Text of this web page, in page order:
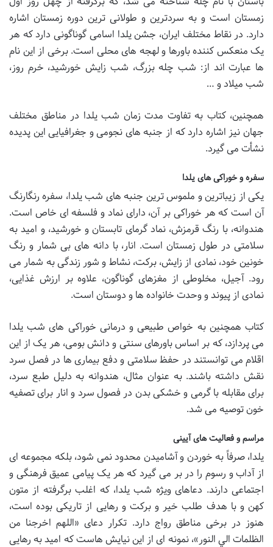
زمستان است و به سردترین و طولانی ترین دوره زمستان اشاره
دارد. در نقاط مختلف ایران، جشن یلدا اسامی گوناگونی دارد که هر
یک منعکس کننده باورها و لهجه های محلی است. برخی از این نام
ها عبارت اند از: شب چله بزرگ، شب زایش خورشید، خرم روز،
شب میلاد و …
همچنین، کتاب به تفاوت مدت زمان شب یلدا در مناطق مختلف
جهان نیز اشاره دارد که از جنبه های نجومی و جغرافیایی این پدیده
نشأت می گیرد.
سفره و خوراکی های یلدا
یکی از زیباترین و ملموس ترین جنبه های شب یلدا، سفره رنگارنگ
آن است که هر خوراکی بر آن، دارای نماد و فلسفه ای خاص است.
هندوانه، با رنگ قرمزش، نماد گرمای تابستان و خورشید، و امید به
سلامتی در طول زمستان است. انار، با دانه های بی شمار و رنگ
خونین خود، نمادی از زایش، برکت، نشاط و شور زندگی به شمار می
رود. آجیل، مخلوطی از مغزهای گوناگون، علاوه بر ارزش غذایی،
نمادی از پیوند و وحدت خانواده ها و دوستان است.
کتاب همچنین به خواص طبیعی و درمانی خوراکی های شب یلدا
می پردازد، که بر اساس باورهای سنتی و دانش بومی، هر یک از این
اقلام می توانستند در حفظ سلامتی و دفع بیماری ها در فصل سرد
نقش داشته باشند. به عنوان مثال، هندوانه به دلیل طبع سرد،
برای مقابله با گرمی و خشکی بدن در فصول سرد و انار برای تصفیه
خون توصیه می شد.
مراسم و فعالیت های آیینی
یلدا، صرفاً به خوردن و آشامیدن محدود نمی شود، بلکه مجموعه ای
از آداب و رسوم را در بر می گیرد که هر یک پیامی عمیق فرهنگی و
اجتماعی دارند. دعاهای ویژه شب یلدا، که اغلب برگرفته از متون
کهن و با هدف طلب خیر و برکت و رهایی از تاریکی بوده است،
هنوز در برخی مناطق رواج دارد. تکرار دعای «اللهم اخرجنا من
الظلمات الي النور»، نمونه ای از این نیایش هاست که امید به رهایی